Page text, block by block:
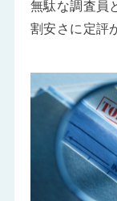
無駄な調査員
割安さに定評